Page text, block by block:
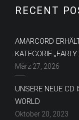
RECENT
AMARCORD
KATEGORIE
März 27, 2026
UNSERE NEUE CD
WORLD
Oktober 20, 2023